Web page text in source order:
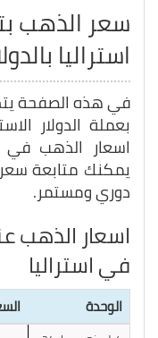
استراليا
في هذه الصفحة
بعملة الدولار
اسعار الذهب في
يمكنك متابعة
دوري ومستمر.
اسعار الذهب
في استراليا
الوحدة